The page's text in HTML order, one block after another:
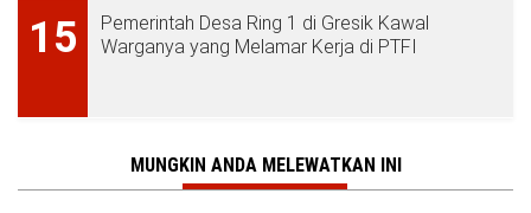
15
Pemerintah Desa Ring 1 di Gresik Kawal
Warganya yang Melamar Kerja di PTFI
MUNGKIN ANDA MELEWATKAN INI